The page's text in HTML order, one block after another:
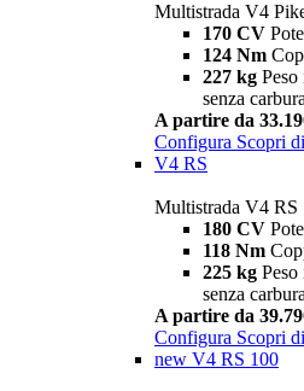
Multistrada V4
170 CV
124 Nm
227 kg
senza
A partire da
Configura Scopri
V4 RS
Multistrada V4 RS
180 CV
118 Nm
225 kg
senza
A partire da
Configura Scopri
new V4 RS 100